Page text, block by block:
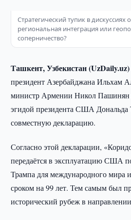
Стратегический тупик в
региональная интеграция или
соперничество?
Ташкент, Узбекистан
президент Азербайджана Ильхам
министр Армении Никол Пашинян
эгидой президента США Дональда
совместную декларацию.
Согласно этой декларации,
передаётся в эксплуатацию США
Трампа для международного мира
сроком на 99 лет. Тем самым был
исторический рубеж в